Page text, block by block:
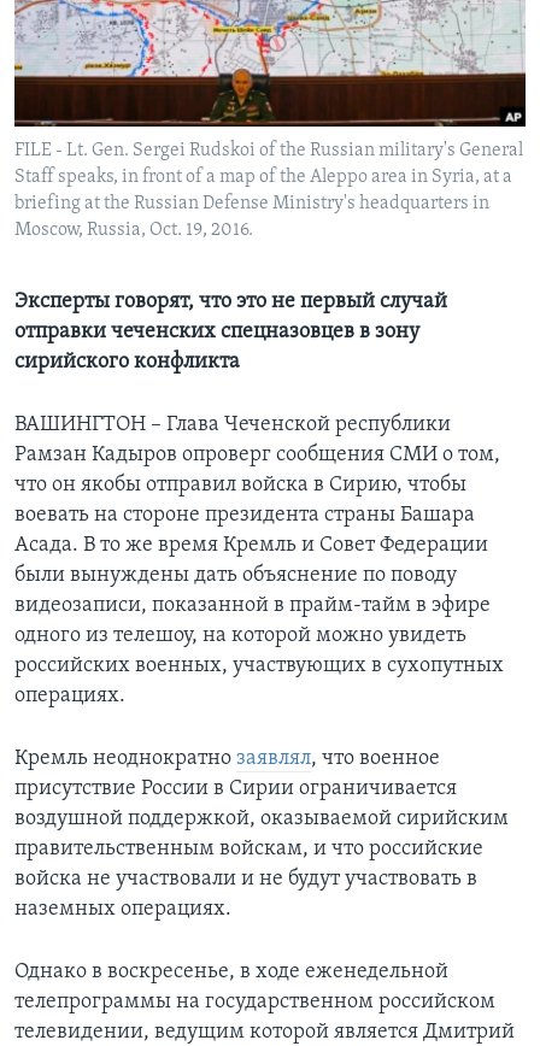
Learning English
Языки
FILE - Lt. Gen. Sergei Rudskoi of the Russian military's General
Staff speaks, in front of a map of the Aleppo area in Syria, at a
briefing at the Russian Defense Ministry's headquarters in
Moscow, Russia, Oct. 19, 2016.
Эксперты говорят, что это не первый случай
отправки чеченских спецназовцев в зону
сирийского конфликта
ВАШИНГТОН – Глава Чеченской республики
Рамзан Кадыров опроверг сообщения СМИ о том,
что он якобы отправил войска в Сирию, чтобы
воевать на стороне президента страны Башара
Асада. В то же время Кремль и Совет Федерации
были вынуждены дать объяснение по поводу
видеозаписи, показанной в прайм-тайм в эфире
одного из телешоу, на которой можно увидеть
российских военных, участвующих в сухопутных
операциях.
Кремль неоднократно заявлял, что военное
присутствие России в Сирии ограничивается
воздушной поддержкой, оказываемой сирийским
правительственным войскам, и что российские
войска не участвовали и не будут участвовать в
наземных операциях.
Однако в воскресенье, в ходе еженедельной
телепрограммы на государственном российском
телевидении, ведущим которой является Дмитрий